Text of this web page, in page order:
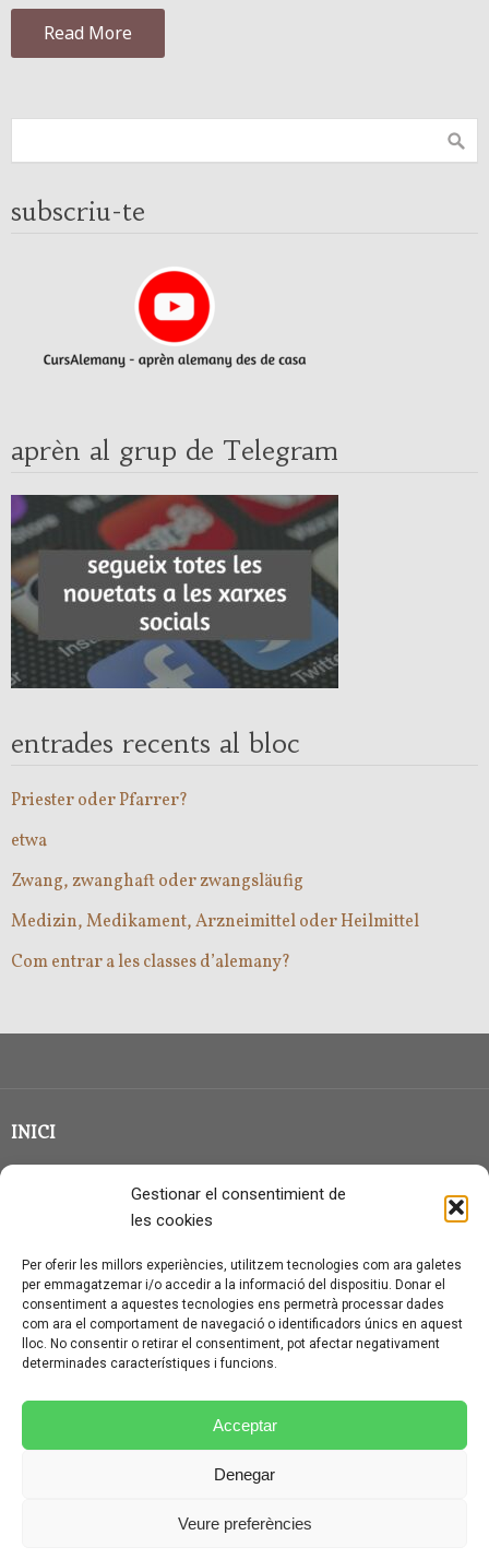
Gestionar el consentimient de
les cookies
Per oferir les millors experiències, utilitzem tecnologies com ara galetes
per emmagatzemar i/o accedir a la informació del dispositiu. Donar el
consentiment a aquestes tecnologies ens permetrà processar dades
com ara el comportament de navegació o identificadors únics en aquest
lloc. No consentir o retirar el consentiment, pot afectar negativament
determinades característiques i funcions.
Acceptar
Denegar
Veure preferències
Read More
subscriu-te
aprèn al grup de Telegram
entrades recents al bloc
Priester oder Pfarrer?
etwa
Zwang, zwanghaft oder zwangsläufig
Medizin, Medikament, Arzneimittel oder Heilmittel
Com entrar a les classes d’alemany?
INICI
CLASSE EN GRUP
QUI SOC?
CONTACTE
AVÍS LEGAL I PROTECCIÓ DE DADES
POLÍTICA DE COOKIES (UE)
CONDICIONS PARTICULARS D’ÚS I CONTRACTACIÓ
POLÍTICA DE PRIVACITAT
ILLUSTRIOUS